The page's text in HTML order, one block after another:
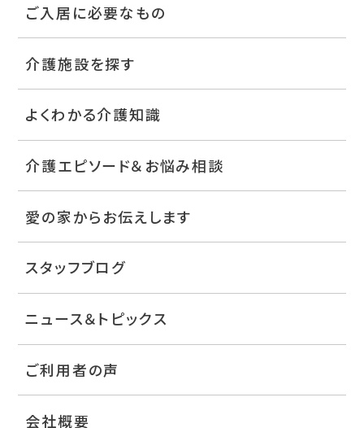
ご入居に必要なもの
介護施設を探す
よくわかる介護知識
介護エピソード＆お悩み相談
愛の家からお伝えします
スタッフブログ
ニュース＆トピックス
ご利用者の声
会社概要